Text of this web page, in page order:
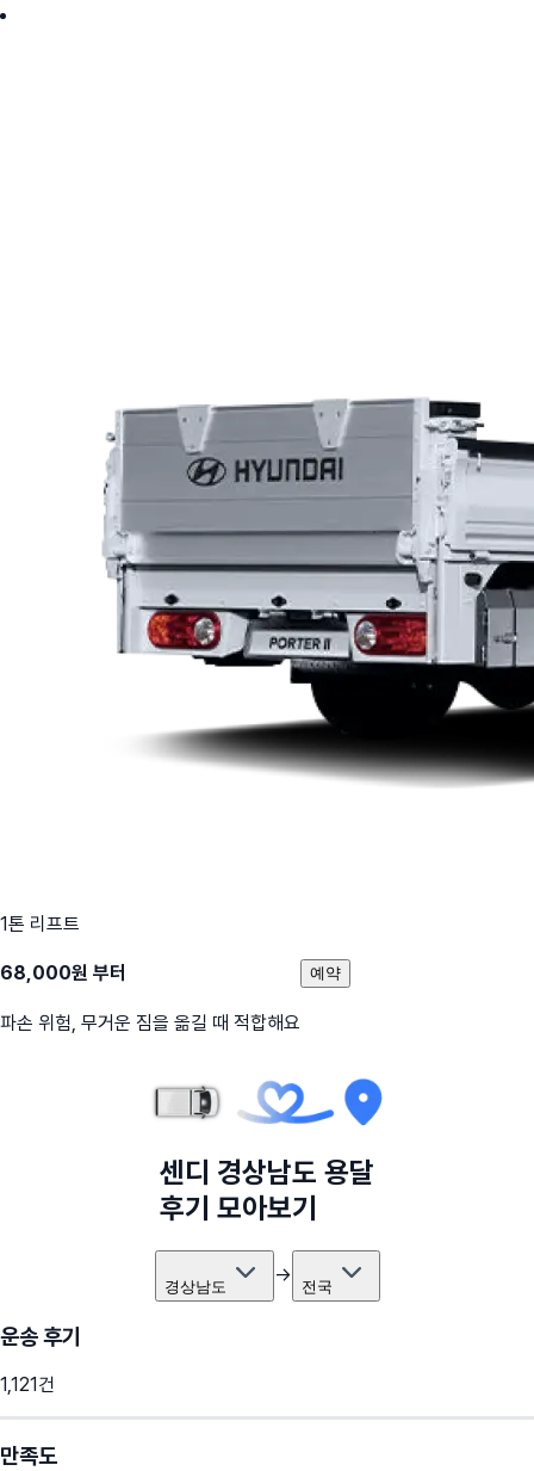
1톤 리프트
68,000원 부터
파손 위험, 무거운 짐을 옮길 때 적합해요
예약
센디 경상남도 용달
후기 모아보기
경상남도 → 전국
운송 후기
1,121건
만족도